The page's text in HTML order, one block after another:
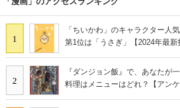
1
「ちいかわ」のキャラクター人
第1位は「うさぎ」【2024年最新
2
『ダンジョン飯』で、あなたが
料理はメニューはどれ？【アンケ